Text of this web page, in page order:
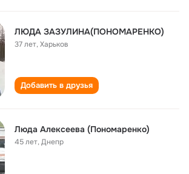
ЛЮДА ЗАЗУЛИНА(ПОНОМАРЕНКО)
37 лет,Харьков
Добавить в друзья
Люда Алексеева (Пономаренко)
45 лет,Днепр